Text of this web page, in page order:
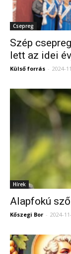
Csepreg
Szép
lett az idei
Külső forrás - 2024-
Hírek
Alapfokú
Kőszegi Bor - 2024-